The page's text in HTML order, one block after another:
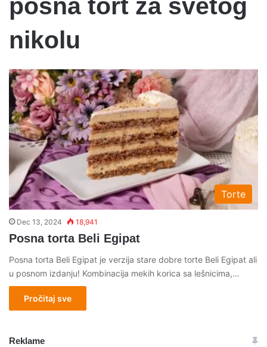
posna tort za svetog
nikolu
Torte
Dec 13, 2024 18,941
Posna torta Beli Egipat
Posna torta Beli Egipat je verzija stare dobre torte Beli Egipat ali
u posnom izdanju! Kombinacija mekih korica sa lešnicima,…
Pročitaj sve
Reklame